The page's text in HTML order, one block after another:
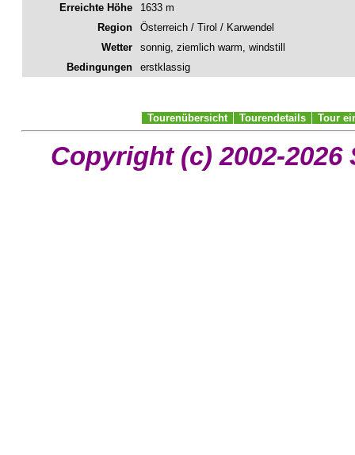
Erreichte Höhe
1633 m
Region
Österreich / Tirol / Karwendel
Wetter
sonnig, ziemlich warm, windstill
Bedingungen
erstklassig
Tourenübersicht Tourendetails Tour
Copyright (c) 2002-